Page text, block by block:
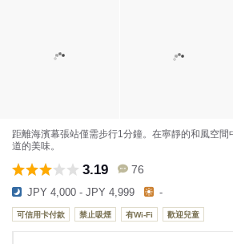
距離海濱幕張站僅需步行1分鐘。在寧靜的和風空
道的美味。
3.19 76
JPY 4,000 - JPY 4,999 -
可信用卡付款 禁止吸煙 有Wi-Fi 歡迎兒童